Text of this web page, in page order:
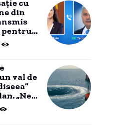
cu
din
pentru
de
val de
„Ne-